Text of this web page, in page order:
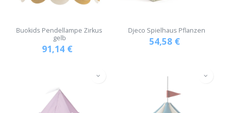
Buokids Pendellampe Zirkus
gelb
91,14 €
Djeco Spielhaus Pflanzen
54,58 €